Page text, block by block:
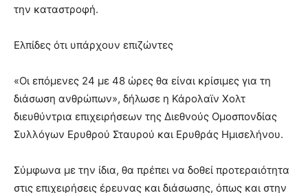
την καταστροφή.
Ελπίδες ότι υπάρχουν επιζώντες
«Οι επόμενες 24 με 48 ώρες θα είναι κρίσιμες για τη
διάσωση ανθρώπων», δήλωσε η Κάρολαϊν Χολτ
διευθύντρια επιχειρήσεων της Διεθνούς Ομοσπονδίας
Συλλόγων Ερυθρού Σταυρού και Ερυθράς Ημισελήνου.
Σύμφωνα με την ίδια, θα πρέπει να δοθεί προτεραιότητα
στις επιχειρήσεις έρευνας και διάσωσης, όπως και στην